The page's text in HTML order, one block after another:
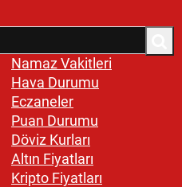
Namaz Vakitleri
Hava Durumu
Eczaneler
Puan Durumu
Döviz Kurları
Altın Fiyatları
Kripto Fiyatları